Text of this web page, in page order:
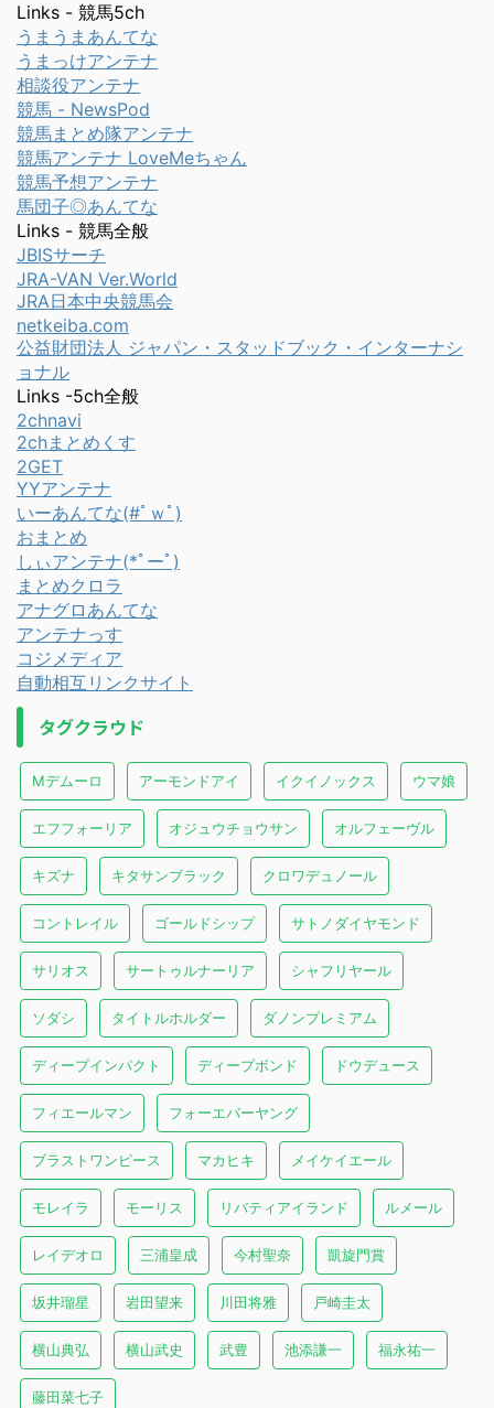
Links - 競馬5ch
うまうまあんてな
うまっけアンテナ
相談役アンテナ
競馬 - NewsPod
競馬まとめ隊アンテナ
競馬アンテナ LoveMeちゃん
競馬予想アンテナ
馬団子◎あんてな
Links - 競馬全般
JBISサーチ
JRA-VAN Ver.World
JRA日本中央競馬会
netkeiba.com
公益財団法人 ジャパン・スタッドブック・インターナシ
ョナル
Links -5ch全般
2chnavi
2chまとめくす
2GET
YYアンテナ
いーあんてな(#ﾟｗﾟ)
おまとめ
しぃアンテナ(*ﾟーﾟ)
まとめクロラ
アナグロあんてな
アンテナっす
コジメディア
自動相互リンクサイト
タグクラウド
Mデムーロ アーモンドアイ イクイノックス ウマ娘
エフフォーリア オジュウチョウサン オルフェーヴル
キズナ キタサンブラック クロワデュノール
コントレイル ゴールドシップ サトノダイヤモンド
サリオス サートゥルナーリア シャフリヤール
ソダシ タイトルホルダー ダノンプレミアム
ディープインパクト ディープボンド ドウデュース
フィエールマン フォーエバーヤング
ブラストワンピース マカヒキ メイケイエール
モレイラ モーリス リバティアイランド ルメール
レイデオロ 三浦皇成 今村聖奈 凱旋門賞
坂井瑠星 岩田望来 川田将雅 戸崎圭太
横山典弘 横山武史 武豊 池添謙一 福永祐一
藤田菜七子